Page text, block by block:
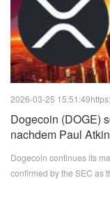
2026-03-25 15:51:49
Dogecoin (DOGE)
nachdem Paul
Dogecoin continues its
confirmed by the SEC as